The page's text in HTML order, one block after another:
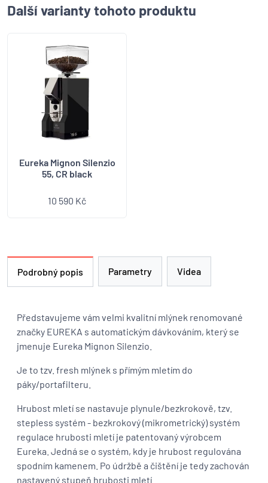
Další varianty tohoto produktu
Eureka Mignon Silenzio
55, CR black
10 590 Kč
Podrobný popis Parametry Videa
Představujeme vám velmi kvalitní mlýnek renomované
značky EUREKA s automatickým dávkováním, který se
jmenuje Eureka Mignon Silenzio.
Je to tzv. fresh mlýnek s přímým mletím do
páky/portafilteru.
Hrubost mletí se nastavuje plynule/bezkrokově, tzv.
stepless systém - bezkrokový (mikrometrický) systém
regulace hrubosti mletí je patentovaný výrobcem
Eureka. Jedná se o systém, kdy je hrubost regulována
spodním kamenem. Po údržbě a čištění je tedy zachován
nastavený stupeň hrubosti mletí.